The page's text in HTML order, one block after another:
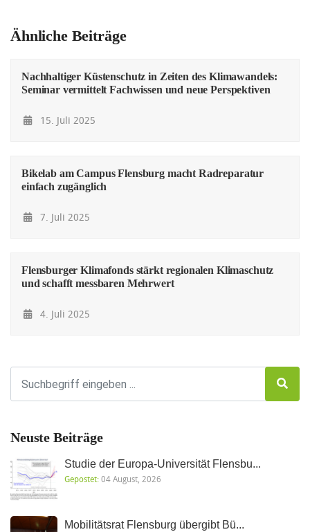
Ähnliche Beiträge
Nachhaltiger Küstenschutz in Zeiten des Klimawandels:
Seminar vermittelt Fachwissen und neue Perspektiven
15. Juli 2025
Bikelab am Campus Flensburg macht Radreparatur
einfach zugänglich
7. Juli 2025
Flensburger Klimafonds stärkt regionalen Klimaschutz
und schafft messbaren Mehrwert
4. Juli 2025
Neuste Beiträge
Studie der Europa-Universität Flensbu...
Gepostet:04 August, 2026
Mobilitätsrat Flensburg übergibt Bü...